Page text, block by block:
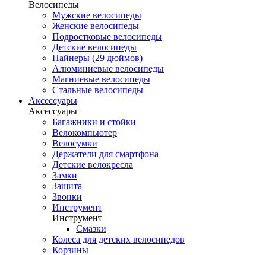
Велосипеды
Мужские велосипеды
Женские велосипеды
Подростковые велосипеды
Детские велосипеды
Найнеры (29 дюймов)
Алюминиевые велосипеды
Магниевые велосипеды
Стальные велосипеды
Аксессуары
Аксессуары
Багажники и стойки
Велокомпьютер
Велосумки
Держатели для смартфона
Детские велокресла
Замки
Защита
Звонки
Инструмент
Инструмент
Смазки
Колеса для детских велосипедов
Корзины